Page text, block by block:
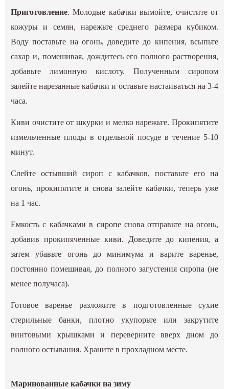
Приготовление. Молодые кабачки вымойте, очистите от
кожуры и семян, нарежьте среднего размера кубиком.
Воду поставьте на огонь, доведите до кипения, всыпьте
сахар и, помешивая, дождитесь его полного растворения,
добавьте лимонную кислоту. Полученным сиропом
залейте нарезанные кабачки и оставьте настаиваться на 3-4
часа.
Киви очистите от шкурки и мелко нарежьте. Прокипятите
измельченные плоды в отдельной посуде в течение 5-10
минут.
Слейте остывший сироп с кабачков, поставьте его на
огонь, прокипятите и снова залейте кабачки, теперь уже
на 1 час.
Емкость с кабачками в сиропе снова отправьте на огонь,
добавив прокипяченные киви. Доведите до кипения, а
затем убавьте огонь до минимума и варите варенье,
постоянно помешивая, до полного загустения сиропа (не
менее получаса).
Готовое варенье разложите в подготовленные сухие
стерильные банки, плотно укупорьте или закрутите
винтовыми крышками и переверните вверх дном до
полного остывания. Храните в прохладном месте.
Маринованные кабачки на зиму